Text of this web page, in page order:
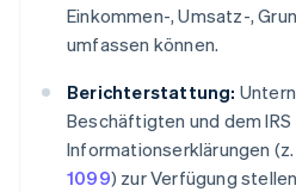
Einkommen-, Umsatz-,
umfassen können.
Berichterstattung:
Beschäftigten und dem IRS
Informationserklärungen (z.
1099) zur Verfügung